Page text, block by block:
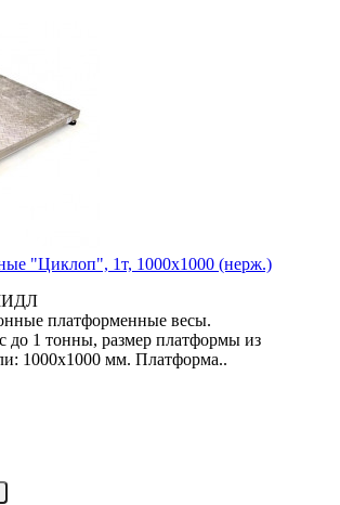
"Циклоп", 1т, 1000х1000 (нерж.)
платформенные весы.
до 1 тонны, размер платформы из
1000х1000 мм. Платформа..